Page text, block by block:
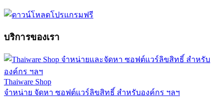
บริการของเรา
Thaiware Shop
จำหน่าย จัดหา ซอฟต์แวร์ลิขสิทธิ์ สำหรับองค์กร ฯลฯ